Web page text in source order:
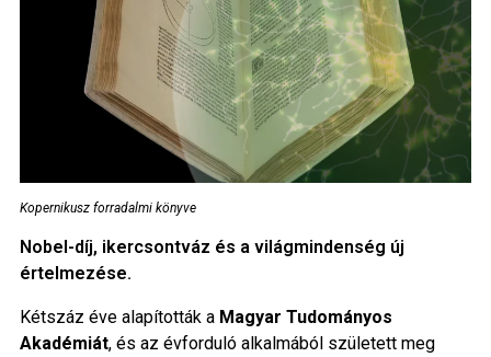
Kopernikusz forradalmi könyve
Nobel-díj, ikercsontváz és a világmindenség új
értelmezése.
Kétszáz éve alapították a Magyar Tudományos
Akadémiát, és az évforduló alkalmából született meg